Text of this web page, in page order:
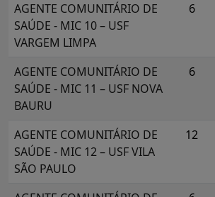
AGENTE COMUNITÁRIO DE
SAÚDE - MIC 10 – USF
VARGEM LIMPA
6
AGENTE COMUNITÁRIO DE
SAÚDE - MIC 11 – USF NOVA
BAURU
6
AGENTE COMUNITÁRIO DE
SAÚDE - MIC 12 – USF VILA
SÃO PAULO
12